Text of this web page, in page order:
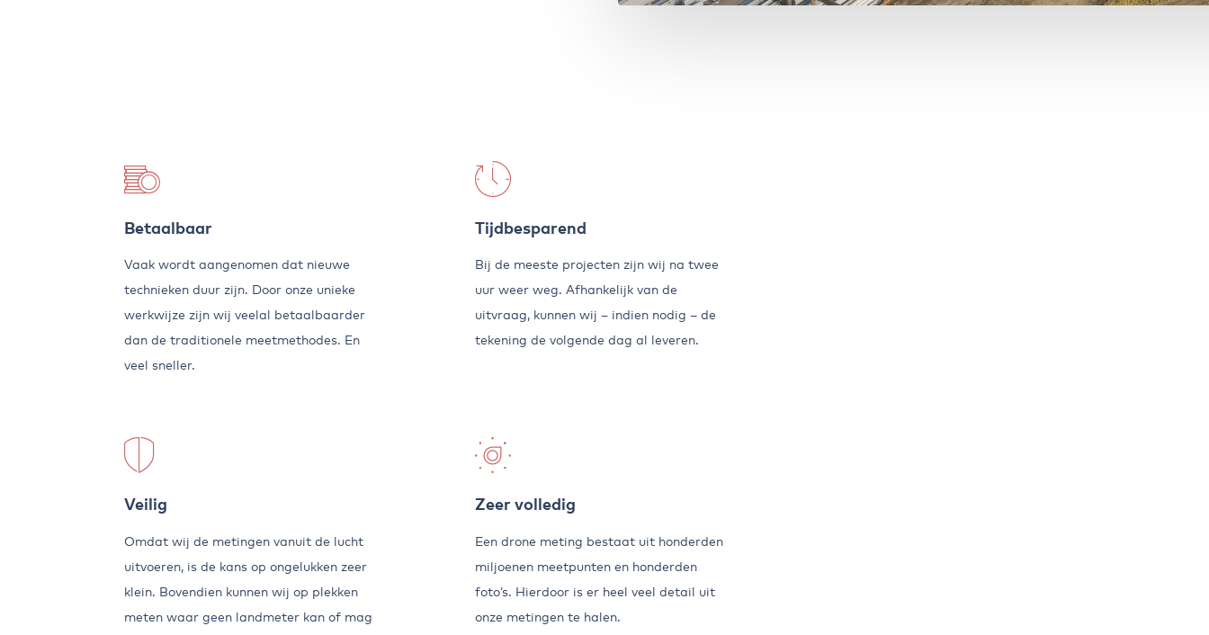
Betaalbaar
Vaak wordt aangenomen dat nieuwe
technieken duur zijn. Door onze unieke
werkwijze zijn wij veelal betaalbaarder
dan de traditionele meetmethodes. En
veel sneller.
Tijdbesparend
Bij de meeste projecten zijn wij na twee
uur weer weg. Afhankelijk van de
uitvraag, kunnen wij – indien nodig – de
tekening de volgende dag al leveren.
Veilig
Omdat wij de metingen vanuit de lucht
uitvoeren, is de kans op ongelukken zeer
klein. Bovendien kunnen wij op plekken
meten waar geen landmeter kan of mag
Zeer volledig
Een drone meting bestaat uit honderden
miljoenen meetpunten en honderden
foto’s. Hierdoor is er heel veel detail uit
onze metingen te halen.